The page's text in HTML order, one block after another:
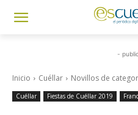
-
Inicio Cuéllar Novillos de
Cuéllar Fiestas de Cuéllar 2019